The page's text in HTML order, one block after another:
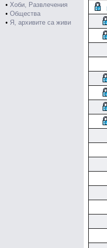
• Хоби, Развлечения
• Общества
• Я, архивите са живи